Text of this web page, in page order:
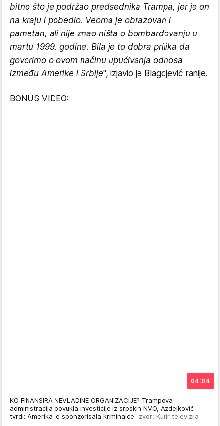
bitno što je podržao predsednika Trampa, jer je on
na kraju i pobedio. Veoma je obrazovan i
pametan, ali nije znao ništa o bombardovanju u
martu 1999. godine. Bila je to dobra prilika da
govorimo o ovom načinu upućivanja odnosa
između Amerike i Srbije", izjavio je Blagojević ranije.
BONUS VIDEO:
04:04
KO FINANSIRA NEVLADINE ORGANIZACIJE? Trampova
administracija povukla investicije iz srpskih NVO, Azdejković
tvrdi: Amerika je sponzorisala kriminalce Izvor: Kurir televizija